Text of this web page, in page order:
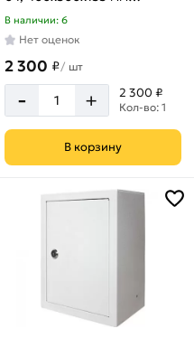
DE16202016
В наличии: 6
Нет оценок
2 300 ₽/ шт
- + 2 300 ₽
Кол-во: 1
В корзину